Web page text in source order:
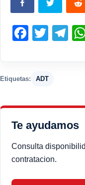
Etiquetas: ADT
Te ayudamos
Consulta
contratacion.